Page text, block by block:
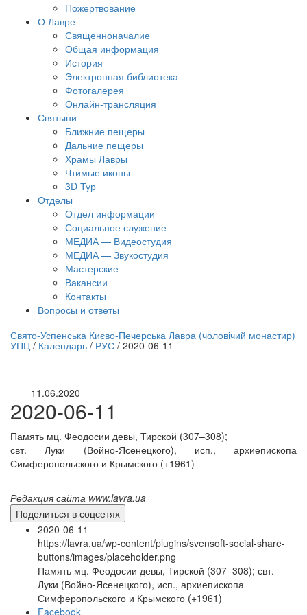
Пожертвование
О Лавре
Священноначалие
Общая информация
История
Электронная библиотека
Фотогалерея
Онлайн-трансляция
Святыни
Ближние пещеры
Дальние пещеры
Храмы Лавры
Чтимые иконы
3D Тур
Отделы
Отдел информации
Социальное служение
МЕДИА — Видеостудия
МЕДИА — Звукостудия
Мастерские
Вакансии
Контакты
Вопросы и ответы
трансляция | 12 сентября
Свято-Успенська Києво-Печерська Лавра (чоловічий монастир)
УПЦ / Календарь / РУС / 2020-06-11
11.06.2020
2020-06-11
Память мц. Феодосии девы, Тирской (307–308);
свт. Луки (Войно-Ясенецкого), исп., архиепископа
Симферопольского и Крымского (+1961)
Редакция сайта www.lavra.ua
Поделиться в соцсетях
2020-06-11
https://lavra.ua/wp-content/plugins/svensoft-social-share-
buttons/images/placeholder.png
Память мц. Феодосии девы, Тирской (307–308); свт.
Луки (Войно-Ясенецкого), исп., архиепископа
Симферопольского и Крымского (+1961)
Facebook